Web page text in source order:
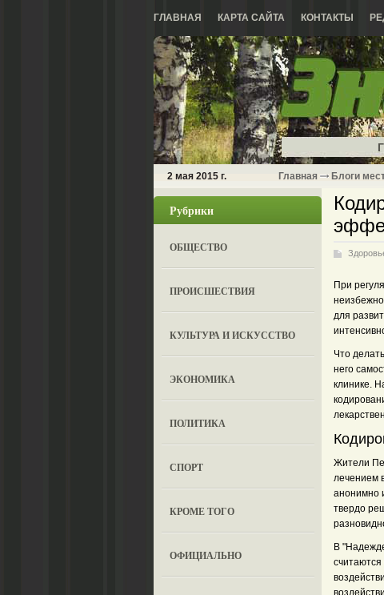
ГЛАВНАЯ КАРТА САЙТА КОНТАКТЫ
2 мая 2015 г. Главная Блоги
Рубрики
ОБЩЕСТВО
ПРОИСШЕСТВИЯ
КУЛЬТУРА И ИСКУССТВО
ЭКОНОМИКА
ПОЛИТИКА
СПОРТ
КРОМЕ ТОГО
ОФИЦИАЛЬНО
При
для
Что
него
клинике.
Жители
лечением
анонимно
твердо
В